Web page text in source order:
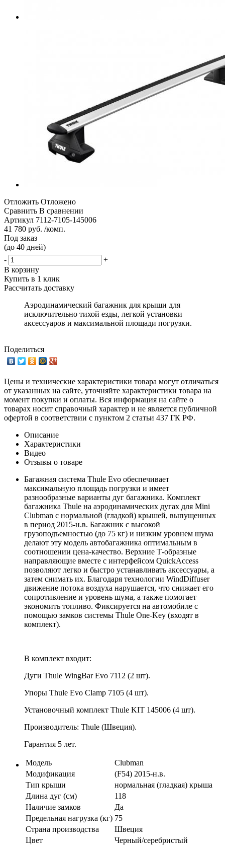
Отложить Отложено
Сравнить В сравнении
Артикул 7112-7105-145006
41 780 руб. /комп.
Под заказ
(до 40 дней)
-
+
В корзину
Купить в 1 клик
Рассчитать доставку
Аэродинамический багажник для крыши для
исключительно тихой езды, легкой установки
аксессуаров и максимальной площади погрузки.
Поделиться
Цены и технические характеристики товара могут отличаться
от указанных на сайте, уточняйте характеристики товара на
момент покупки и оплаты. Вся информация на сайте о
товарах носит справочный характер и не является публичной
офертой в соответствии с пунктом 2 статьи 437 ГК РФ.
Описание
Характеристики
Видео
Отзывы о товаре
Багажная система Thule Evo обеспечивает
максимальную площадь погрузки и имеет
разнообразные варианты дуг багажника. Комплект
багажника Thule на аэродинамических дугах для Mini
Clubman с нормальной (гладкой) крышей, выпущенных
в период 2015-н.в. Багажник с высокой
грузоподъемностью (до 75 кг) и низким уровнем шума
делают эту модель автобагажника оптимальным в
соотношении цена-качество. Верхние Т-образные
направляющие вместе с интерфейсом QuickAccess
позволяют легко и быстро устанавливать аксессуары, а
затем снимать их. Благодаря технологии WindDiffuser
движение потока воздуха нарушается, что снижает его
сопротивление и уровень шума, а также помогает
экономить топливо. Фиксируется на автомобиле с
помощью замков системы Thule One-Key (входят в
комплект).
В комплект входит:
Дуги Thule WingBar Evo 7112 (2 шт).
Упоры Thule Evo Clamp 7105 (4 шт).
Установочный комплект Thule KIT 145006 (4 шт).
Производитель: Thule (Швеция).
Гарантия 5 лет.
Модель
Clubman
Модификация
(F54) 2015-н.в.
Тип крыши
нормальная (гладкая) крыша
Длина дуг (см)
118
Наличие замков
Да
Предельная нагрузка (кг) 75
Страна производства
Швеция
Цвет
Черный/серебристый